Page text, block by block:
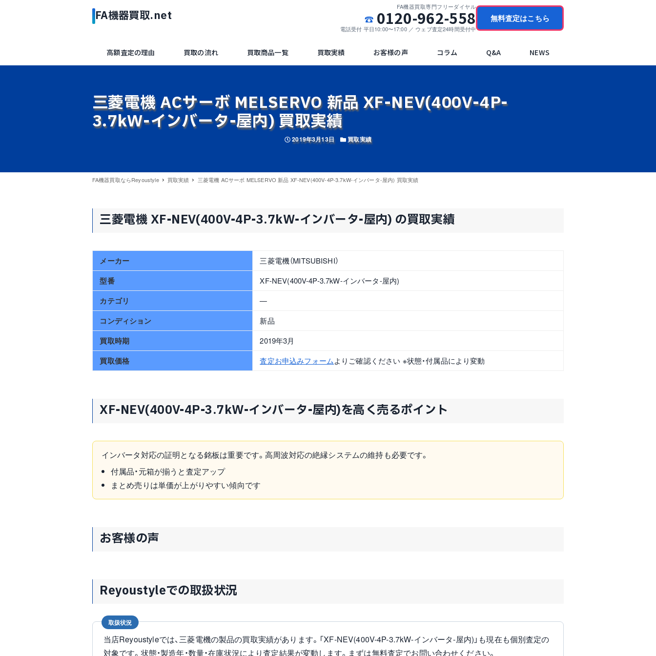
FA機器買取専門フリーダイヤル
0120-962-558
電話受付 平日10:00〜17:00 ／ ウェブ査定24時間受付中
無料査定はこちら
高額査定の理由 買取の流れ 買取商品一覧 買取実績 お客様の声 コラム Q&A NEWS
三菱電機 ACサーボ MELSERVO 新品 XF-NEV(400V-4P-
3.7kW-インバータ-屋内) 買取実績
投稿日
2019年3月13日 カテゴリー
買取実績
FA機器買取ならReyoustyle 買取実績 三菱電機 ACサーボ MELSERVO 新品 XF-NEV(400V-4P-3.7kW-インバータ-屋内) 買取実績
三菱電機 XF-NEV(400V-4P-3.7kW-インバータ-屋内) の買取実績
メーカー 三菱電機（MITSUBISHI）
型番 XF-NEV(400V-4P-3.7kW-インバータ-屋内)
カテゴリ —
コンディション 新品
買取時期 2019年3月
買取価格 査定お申込みフォームよりご確認ください ※状態・付属品により変動
XF-NEV(400V-4P-3.7kW-インバータ-屋内)を高く売るポイント
インバータ対応の証明となる銘板は重要です。高周波対応の絶縁システムの維持も必要です。
付属品・元箱が揃うと査定アップ
まとめ売りは単価が上がりやすい傾向です
お客様の声
Reyoustyleでの取扱状況
取扱状況
当店Reyoustyleでは、三菱電機の製品の買取実績があります。「XF-NEV(400V-4P-3.7kW-インバータ-屋内)」も現在も個別査定の
対象です。状態・製造年・数量・在庫状況により査定結果が変動します。まずは無料査定でお問い合わせください。